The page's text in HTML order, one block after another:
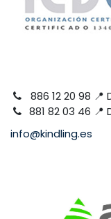
886 12 20 98
881 82 03 46
info@kindling.es